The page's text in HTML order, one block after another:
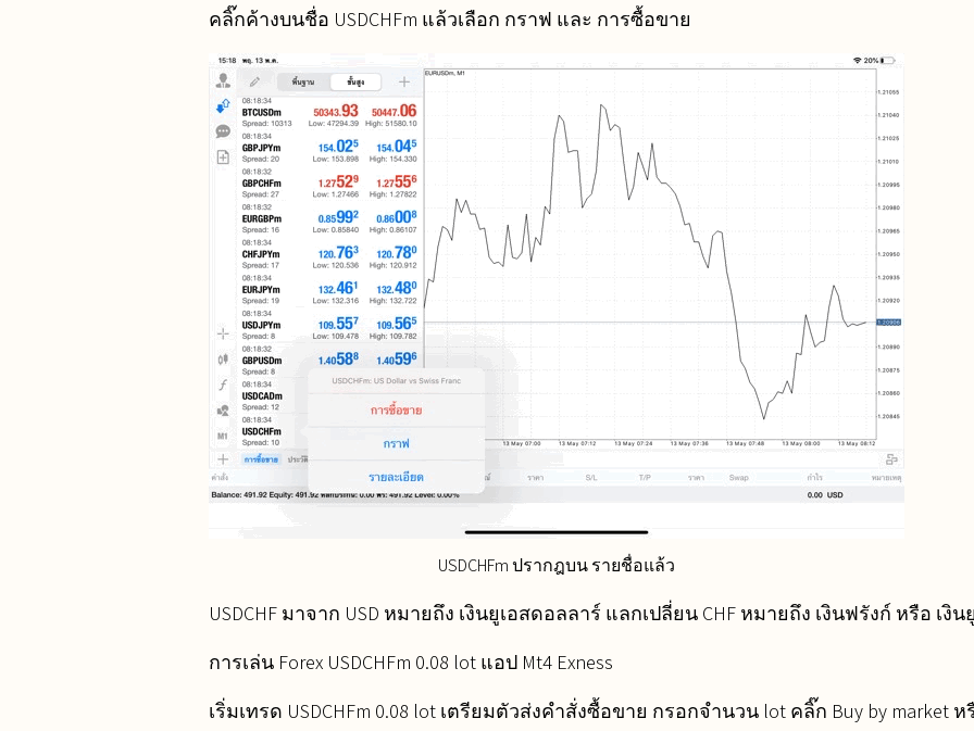
คลิ๊กค้างบนชื่อ USDCHFm แล้วเลือก กราฟ และ การซื้อขาย
USDCHFm ปรากฎบน รายชื่อแล้ว
USDCHF มาจาก USD หมายถึง เงินยูเอสดอลลาร์ แลกเปลี่ยน CHF หมายถึง เงินฟรังก์ หรือ เ
การเล่น Forex USDCHFm 0.08 lot แอป Mt4 Exness
เริ่มเทรด USDCHFm 0.08 lot เตรียมตัวส่งคำสั่งซื้อขาย กรอกจำนวน lot คลิ๊ก Buy by market ห